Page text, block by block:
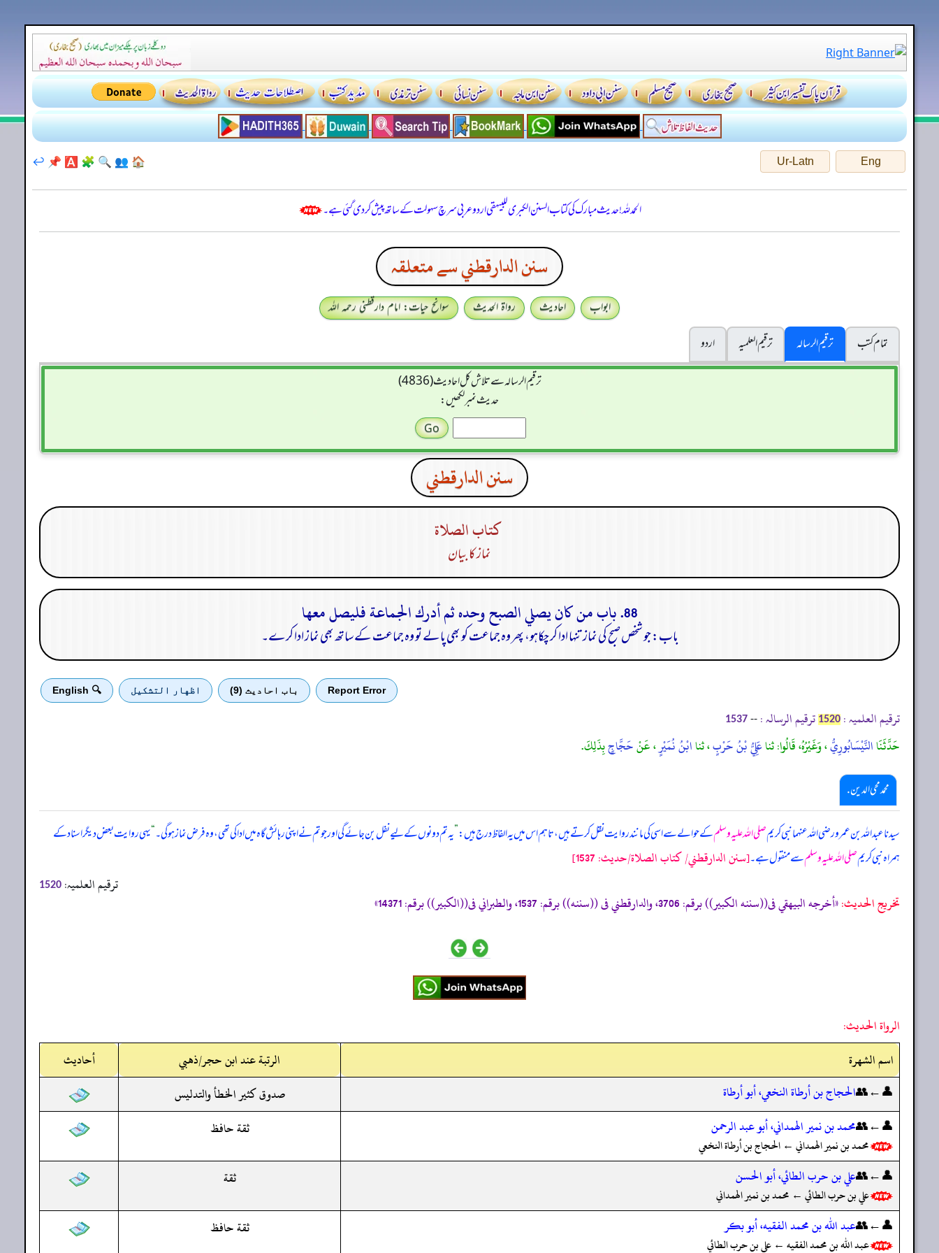
Eng
Ur-Latn
🏠
👥
🔍
🧩
🅰️
📌
↩️
الحمدللہ! حدیث مبارک کی کتاب السنن الكبرى للبيهقي اردو عربی سرچ سہولت کے ساتھ پیش کر دی گئی ہے۔
سنن الدارقطني سے متعلقہ
ابواب احادیث رواۃ الحدیث
سوانح حیات: امام دارقطنی رحمہ اللہ
تمام کتب
ترقیم الرسالہ ترقیم العلمیہ
اردو
ترقیم الرسالہ سے تلاش کل احادیث (4836)
حدیث نمبر لکھیں:
سنن الدارقطني
كتاب الصلاة
نماز کا بیان
88. باب من كان يصلي الصبح وحده ثم أدرك الجماعة فليصل معها
باب: جو شخص صبح کی نماز تنہا ادا کر چکاہو، پھر وہ جماعت کو بھی پالے تو وہ جماعت کے ساتھ بھی نماز ادا کرے۔
Report Error باب احادیث (9) اظهار التشكيل 🔍 English
ترقیم العلمیہ : 1520 ترقیم الرسالہ : --
1537
حَدَّثَنَاالنَّيْسَابُورِيُّ، وَغَيْرُهُ، قَالُوا: ثناعَلِيُّ بْنُ حَرْبٍ، ثناابْنُ نُمَيْرٍ، عَنْحَجَّاجٍبِذَلِكَ.
محمد محی الدین .
سیدنا عبداللہ بن عمرو رضی اللہ عنہما نبی کریمصلی اللہ علیہ وسلمکے حوالے سے اسی کی مانند روایت نقل کرتے ہیں، تاہم اس میں یہ الفاظ درج ہیں:”یہ تم دونوں کے لیے نفل بن جائے گی اور جو تم نے اپنی رہائش گاہ میں ادا کی تھی، وہ فرض نماز ہو گی۔“یہی روایت بعض دیگر اسناد کے
ہمراہ نبی کریمصلی اللہ علیہ وسلمسے منقول ہے۔[سنن الدارقطني/ كتاب الصلاة/حدیث: 1537]
ترقیم العلمیہ: 1520
تخریج الحدیث:«أخرجه البيهقي فى((سننه الكبير)) برقم: 3706، والدارقطني فى ((سننه)) برقم: 1537، والطبراني فى((الكبير)) برقم: 14371»
الرواة الحديث:
اسم الشهرة
الرتبة عند ابن حجر/ذهبي
أحاديث
👤←👥الحجاج بن أرطاة النخعي، أبو أرطاة
صدوق كثير الخطأ والتدليس
👤←👥محمد بن نمير الهمداني، أبو عبد الرحمن
محمد بن نمير الهمداني ← الحجاج بن أرطاة النخعي
ثقة حافظ
👤←👥علي بن حرب الطائي، أبو الحسن
علي بن حرب الطائي ← محمد بن نمير الهمداني
ثقة
👤←👥عبد الله بن محمد الفقيه، أبو بكر
عبد الله بن محمد الفقيه ← علي بن حرب الطائي
ثقة حافظ